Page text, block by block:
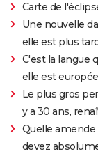
Carte de
Une nouvelle
elle est plus
C'est la langue
elle est
Le plus gros
y a 30 ans,
Quelle amende
devez